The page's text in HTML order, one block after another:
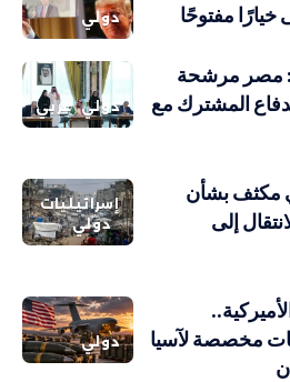
دولي
مفتوحًا
دولي عربي
مصر مرشحة
المشترك مع
إسرائيليات
دولي
مكثف بشأن
إلى
دولي
مخصصة لآسيا